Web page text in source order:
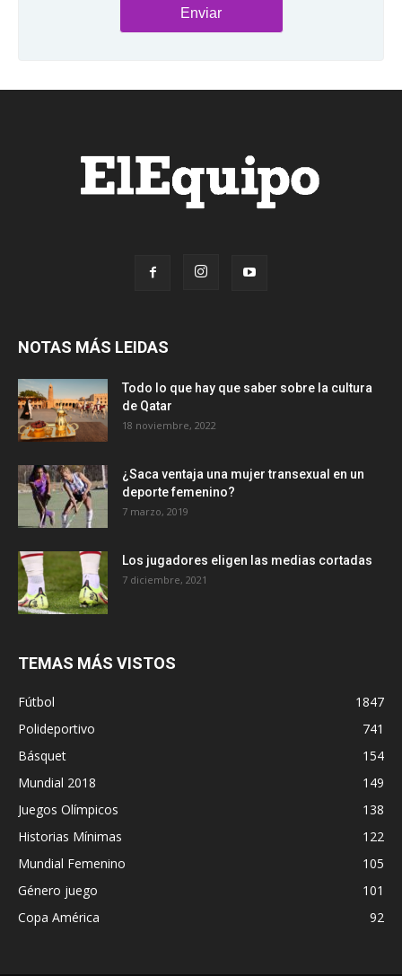
NOTAS MÁS LEIDAS
Todo lo que hay que saber sobre la cultura
de Qatar
18 noviembre, 2022
¿Saca ventaja una mujer transexual en un
deporte femenino?
7 marzo, 2019
Los jugadores eligen las medias cortadas
7 diciembre, 2021
TEMAS MÁS VISTOS
Fútbol
1847
Polideportivo
741
Básquet
154
Mundial 2018
149
Juegos Olímpicos
138
Historias Mínimas
122
Mundial Femenino
105
Género juego
101
Copa América
92